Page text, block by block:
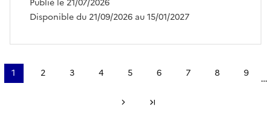
Publié le 21/07/2026
Disponible du 21/09/2026 au 15/01/2027
Pagination
Page
1
Page
2
Page
3
Page
4
Page
5
Page
6
Page
7
Page
8
Page
9 …
Page suivanteDernière page